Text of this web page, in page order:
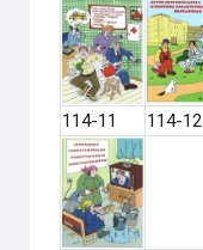
114-11 114-12